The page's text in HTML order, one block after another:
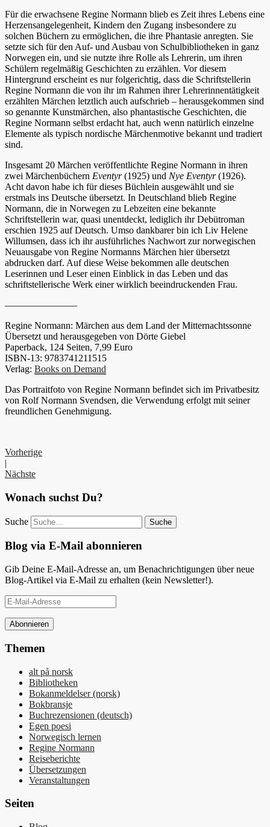
Für die erwachsene Regine Normann blieb es Zeit ihres Lebens eine
Herzensangelegenheit, Kindern den Zugang insbesondere zu
solchen Büchern zu ermöglichen, die ihre Phantasie anregten. Sie
setzte sich für den Auf- und Ausbau von Schulbibliotheken in ganz
Norwegen ein, und sie nutzte ihre Rolle als Lehrerin, um ihren
Schülern regelmäßig Geschichten zu erzählen. Vor diesem
Hintergrund erscheint es nur folgerichtig, dass die Schriftstellerin
Regine Normann die von ihr im Rahmen ihrer Lehrerinnentätigkeit
erzählten Märchen letztlich auch aufschrieb – herausgekommen sind
so genannte Kunstmärchen, also phantastische Geschichten, die
Regine Normann selbst erdacht hat, auch wenn natürlich einzelne
Elemente als typisch nordische Märchenmotive bekannt und tradiert
sind.
Insgesamt 20 Märchen veröffentlichte Regine Normann in ihren
zwei Märchenbüchern Eventyr(1925) und Nye Eventyr(1926).
Acht davon habe ich für dieses Büchlein ausgewählt und sie
erstmals ins Deutsche übersetzt. In Deutschland blieb Regine
Normann, die in Norwegen zu Lebzeiten eine bekannte
Schriftstellerin war, quasi unentdeckt, lediglich ihr Debütroman
erschien 1925 auf Deutsch. Umso dankbarer bin ich Liv Helene
Willumsen, dass ich ihr ausführliches Nachwort zur norwegischen
Neuausgabe von Regine Normanns Märchen hier übersetzt
abdrucken darf. Auf diese Weise bekommen alle deutschen
Leserinnen und Leser einen Einblick in das Leben und das
schriftstellerische Werk einer wirklich beeindruckenden Frau.
———————–
Regine Normann: Märchen aus dem Land der Mitternachtssonne
Übersetzt und herausgegeben von Dörte Giebel
Paperback, 124 Seiten, 7,99 Euro
ISBN-13: 9783741211515
Verlag: Books on Demand
Das Portraitfoto von Regine Normann befindet sich im Privatbesitz
von Rolf Normann Svendsen, die Verwendung erfolgt mit seiner
freundlichen Genehmigung.
Vorherige
|
Nächste
Wonach suchst Du?
Suche
Blog via E-Mail abonnieren
Gib Deine E-Mail-Adresse an, um Benachrichtigungen über neue
Blog-Artikel via E-Mail zu erhalten (kein Newsletter!).
E-
Mail-
Adresse
Themen
alt på norsk
Bibliotheken
Bokanmeldelser (norsk)
Bokbransje
Buchrezensionen (deutsch)
Egen poesi
Norwegisch lernen
Regine Normann
Reiseberichte
Übersetzungen
Veranstaltungen
Seiten